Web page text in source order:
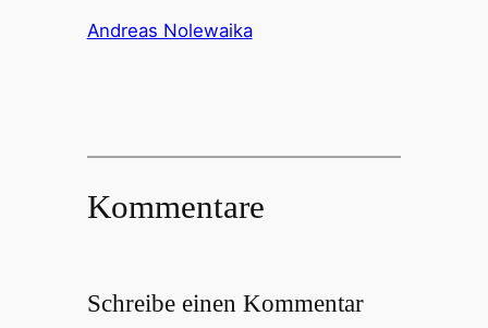
Andreas Nolewaika
Kommentare
Schreibe einen Kommentar